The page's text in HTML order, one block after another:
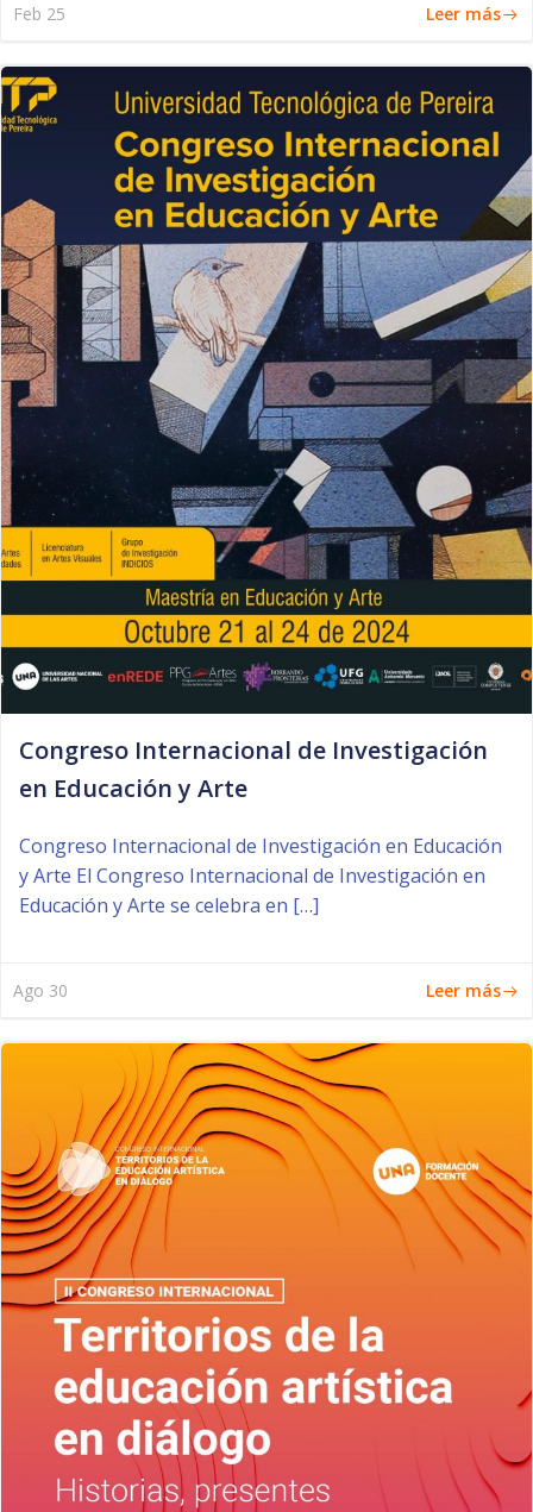
Feb 25 Leer más
Congreso Internacional de Investigación
en Educación y Arte
Congreso Internacional de Investigación en Educación
y Arte El Congreso Internacional de Investigación en
Educación y Arte se celebra en […]
Ago 30 Leer más